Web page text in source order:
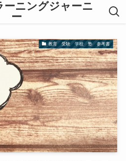
ーニングジャーニ
ー
教育 受験 学校 塾 参考書